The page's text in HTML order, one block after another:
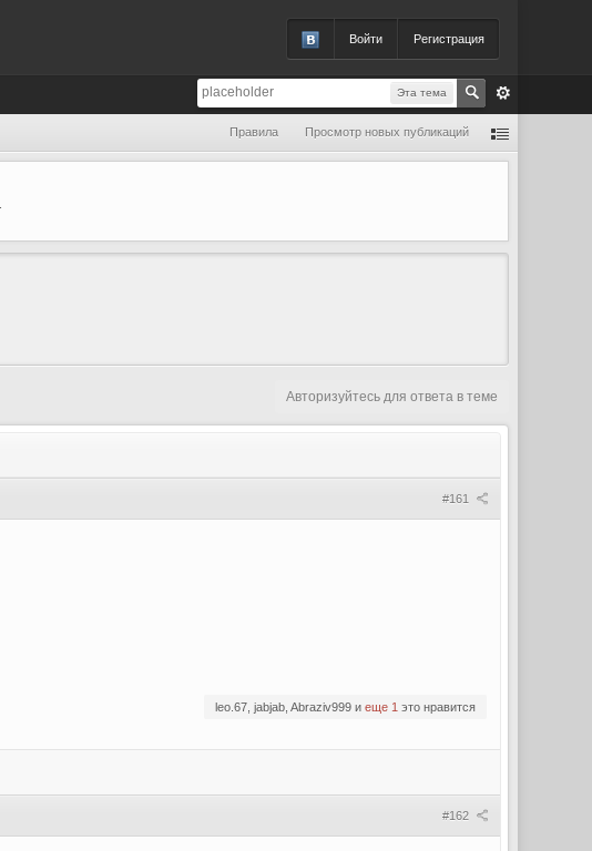
Войти Регистрация
Эта тема
Правила Просмотр новых публикаций
Авторизуйтесь для ответа в теме
#161
leo.67, jabjab, Abraziv999 и еще 1 это нравится
#162